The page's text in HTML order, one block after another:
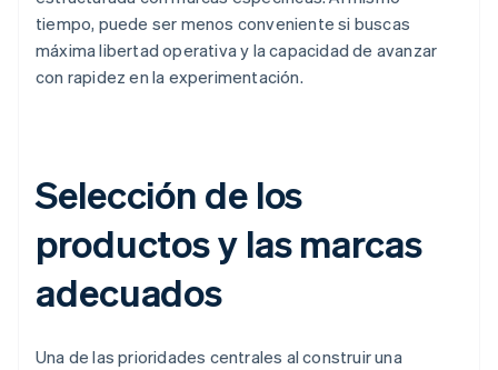
tiempo, puede ser menos conveniente si buscas
máxima libertad operativa y la capacidad de avanzar
con rapidez en la experimentación.
Selección de los
productos y las marcas
adecuados
Una de las prioridades centrales al construir una